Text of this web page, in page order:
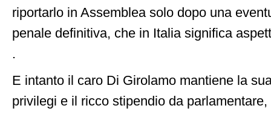
riportarlo in Assemblea solo dopo una
penale definitiva, che in Italia significa
.
E intanto il caro Di Girolamo mantiene la
privilegi e il ricco stipendio da